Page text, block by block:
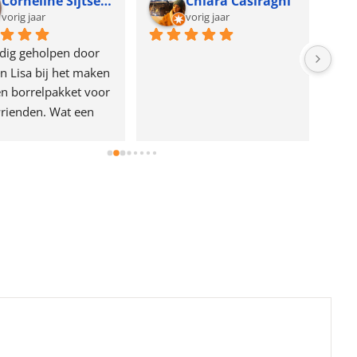
vorig jaar
geholpen door
Lisa bij het maken
borrelpakket voor
Wat een
vorig jaar